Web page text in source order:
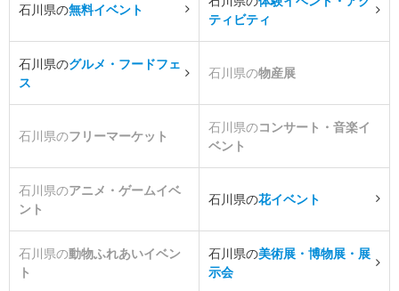
石川県の無料イベント
ティビティ
石川県のグルメ・フードフェ
ス
石川県の物産展
石川県のフリーマーケット
石川県のコンサート・音楽イ
ベント
石川県のアニメ・ゲームイベ
ント
石川県の花イベント
石川県の動物ふれあいイベン
ト
石川県の美術展・博物展・展
示会